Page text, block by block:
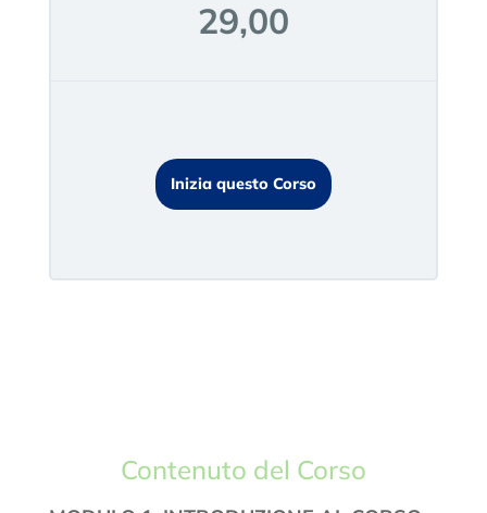
29,00
Inizia questo Corso
Contenuto del Corso